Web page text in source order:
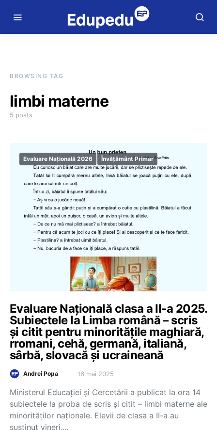
BROWSING TAG
limbi materne
5 posts
Evaluare Națională 2026 Învățământ Primar
Evaluare Națională clasa a II-a 2025.
Subiectele la Limba română – scris
și citit pentru minoritățile maghiară,
rromani, cehă, germană, italiană,
sârbă, slovacă și ucraineană
Andrei Popa 16 mai 2025
Ministerul Educației și Cercetării a publicat la ora 14
subiectele la proba de scris și citit – limbi materne ale
minorităților naționale. Elevii de clasa a II-a au
susținut vineri,…